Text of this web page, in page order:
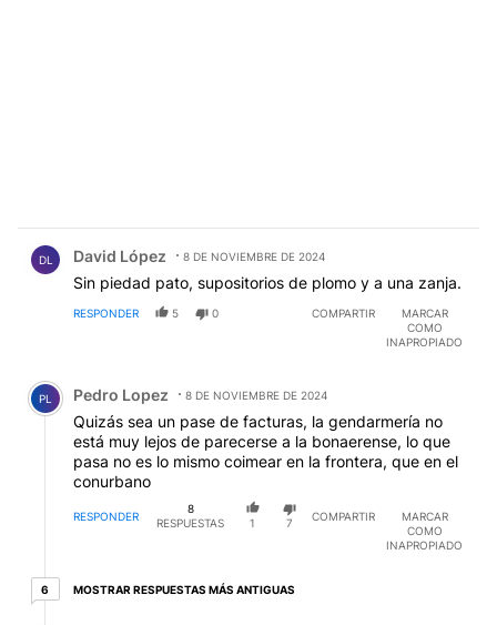
DL David López 8 DE NOVIEMBRE DE 2024
Sin piedad pato, supositorios de plomo y a una zanja.
RESPONDER 5 0 COMPARTIR
MARCAR
COMO
INAPROPIADO
Comentario de Pedro Lopez.
PL Pedro Lopez 8 DE NOVIEMBRE DE 2024
Quizás sea un pase de facturas, la gendarmería no
está muy lejos de parecerse a la bonaerense, lo que
pasa no es lo mismo coimear en la frontera, que en el
conurbano
RESPONDER
8
RESPUESTAS
1 7
COMPARTIR
MARCAR
COMO
INAPROPIADO
66 respuestas más antiguas
MOSTRAR RESPUESTAS MÁS ANTIGUAS